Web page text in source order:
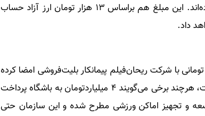
جمعا 13 میلیاردتومان از پرسپولیس طلب دارند و بابتش شکایت کرده‌اند. این مبلغ هم براساس 13 هزار تومان ارز آزاد حساب
داد.
بابت بلیت‌فروشی فصل جدید یک قرارداد 7میلیارد تومانی با شرکت ریحان‌فیلم پیمانکار بلیت‌فروشی امضا کرده
و از برخی منابع شنیده‌ایم 7میلیارد از این رقم را نیز دریافت کرده است، هرچند برخی می‌گویند 4 میلیاردتومان به باشگاه پرداخت
و تجهیز اماکن ورزشی مطرح شده و این سازمان حتی